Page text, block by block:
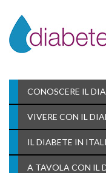
CONOSCERE IL
VIVERE CON IL
IL DIABETE IN
A TAVOLA CON IL